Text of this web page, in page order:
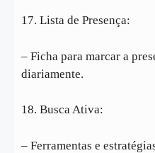
17. Lista de Presença:
– Ficha para marcar a
diariamente.
18. Busca Ativa:
– Ferramentas e